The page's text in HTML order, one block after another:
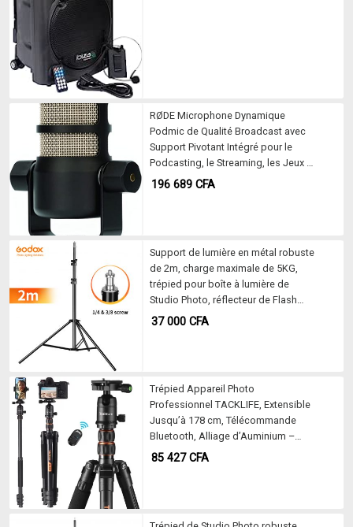
RØDE Microphone Dynamique
Podmic de Qualité Broadcast avec
Support Pivotant Intégré pour le
Podcasting, le Streaming, les Jeux et
l’enregistrement Vocal
196 689 CFA
Support de lumière en métal robuste
de 2m, charge maximale de 5KG,
trépied pour boîte à lumière de
Studio Photo, réflecteur de Flash
vidéo, support de fond d’éclairage
37 000 CFA
Trépied Appareil Photo
Professionnel TACKLIFE, Extensible
Jusqu’à 178 cm, Télécommande
Bluetooth, Alliage d’Auminium –
MLT05
85 427CFA